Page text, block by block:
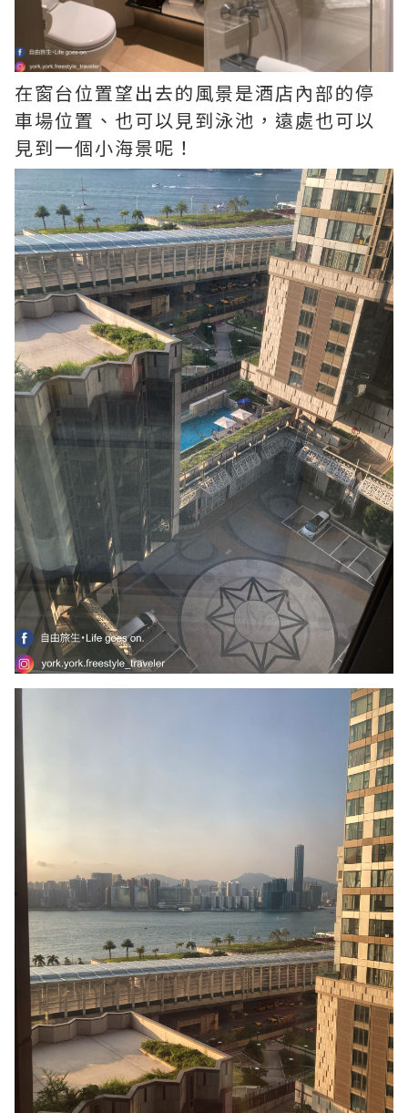
在窗台位置望出去的風景是酒店內部的停
車場位置、也可以見到泳池，遠處也可以
見到一個小海景呢！